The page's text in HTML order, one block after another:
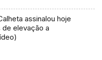
assinalou hoje
de elevação a